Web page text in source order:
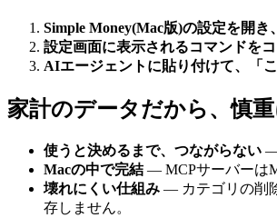
Simple Money(Mac版)の設定を開
設定画面に表示されるコマンドを
AIエージェントに貼り付けて、「
家計のデータだから、慎
使うと決めるまで、つながらない —
Macの中で完結 — MCPサーバーは
壊れにくい仕組み — カテゴリの削
存しません。